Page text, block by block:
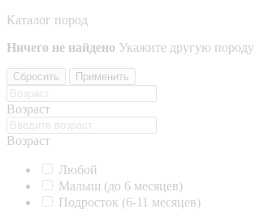
Каталог пород
Ничего не найдено Укажите другую породу
Сбросить Применить
Возраст
Возраст
Любой
Малыш (до 6 месяцев)
Подросток (6-11 месяцев)